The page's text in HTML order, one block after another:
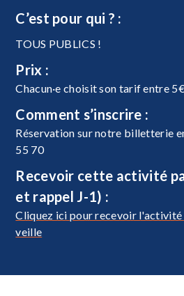
C’est pour qui ? :
TOUS PUBLICS !
Prix :
Chacun·e choisit son tarif entre
Comment s’inscrire :
Réservation sur notre billetterie
55 70
Recevoir cette activité
et rappel J-1) :
Cliquez ici pour recevoir l'activité
veille